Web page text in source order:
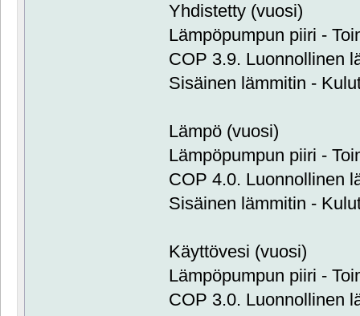
Yhdistetty (vuosi)
Lämpöpumpun piiri -
COP 3.9. Luonnollinen
Sisäinen lämmitin -
Lämpö (vuosi)
Lämpöpumpun piiri -
COP 4.0. Luonnollinen
Sisäinen lämmitin -
Käyttövesi (vuosi)
Lämpöpumpun piiri -
COP 3.0. Luonnollinen